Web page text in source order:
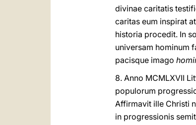
divinae caritatis
caritas eum inspirat
historia procedit. In
universam hominum
pacisque imago
8. Anno MCMLXVII
populorum
Affirmavit ille Christi
in progressionis